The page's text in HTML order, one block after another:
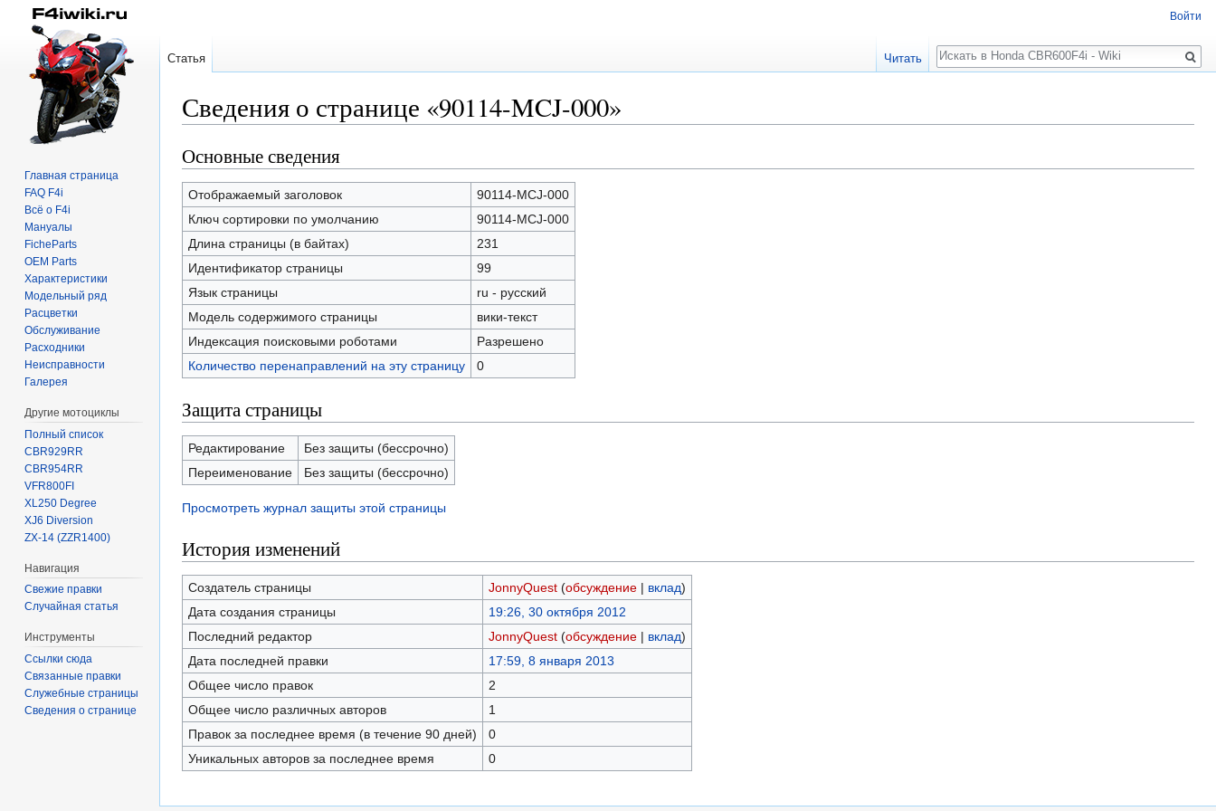
Сведения о странице «90114-MCJ-000»
Перейти
к
навигации
Перейти
к
поиску
Основные сведения
Отображаемый заголовок
90114-MCJ-000
Ключ сортировки по умолчанию
90114-MCJ-000
Длина страницы (в байтах)
231
Идентификатор страницы
99
Язык страницы
ru - русский
Модель содержимого страницы
вики-текст
Индексация поисковыми роботами
Разрешено
Количество перенаправлений на эту страницу
0
Защита страницы
Редактирование
Без защиты (бессрочно)
Переименование
Без защиты (бессрочно)
Просмотреть журнал защиты этой страницы
История изменений
Создатель страницы JonnyQuest (обсуждение| вклад)
Дата создания страницы
19:26, 30 октября 2012
Последний редактор
JonnyQuest (обсуждение| вклад)
Дата последней правки
17:59, 8 января 2013
Общее число правок
2
Общее число различных авторов
1
Правок за последнее время (в течение 90 дней)
0
Уникальных авторов за последнее время
0
Войти
Статья Читать
Поиск
Главная страница
FAQ F4i
Всё о F4i
Мануалы
FicheParts
OEM Parts
Характеристики
Модельный ряд
Расцветки
Обслуживание
Расходники
Неисправности
Галерея
Другие мотоциклы
Полный список
CBR929RR
CBR954RR
VFR800FI
XL250 Degree
XJ6 Diversion
ZX-14 (ZZR1400)
Навигация
Свежие правки
Случайная статья
Инструменты
Ссылки сюда
Связанные правки
Служебные страницы
Сведения о странице